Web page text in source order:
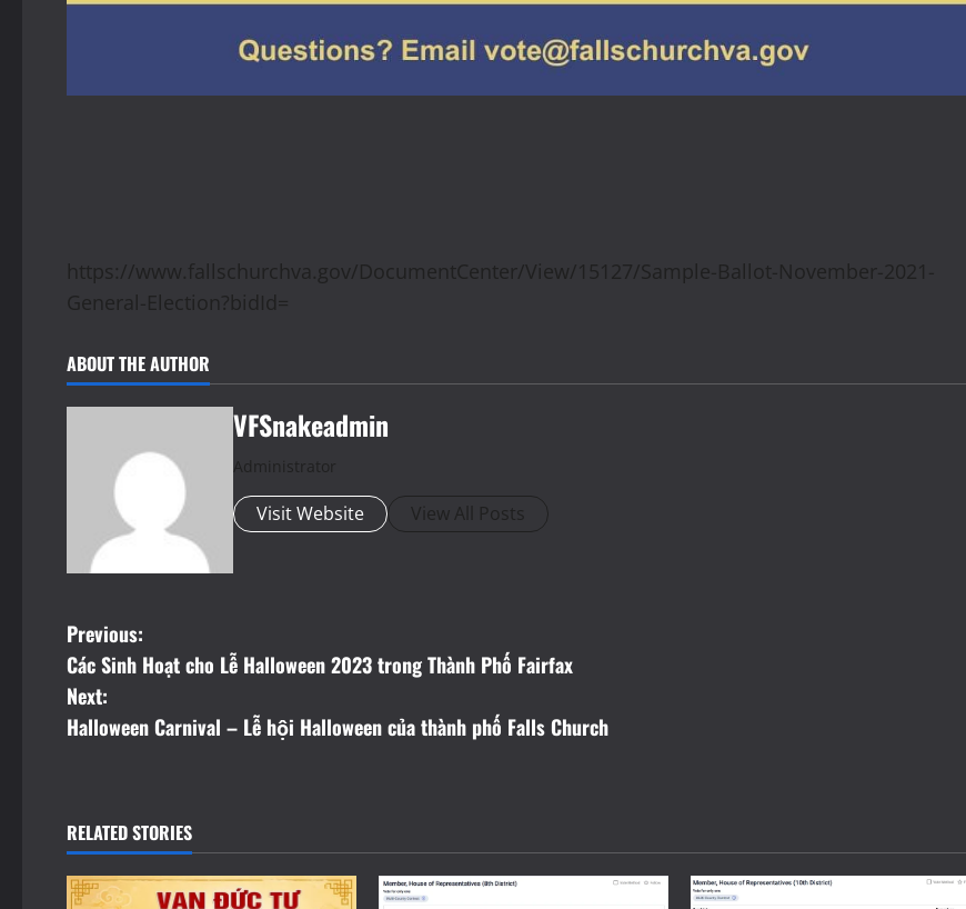
https://www.fallschurchva.gov/DocumentCenter/View/15127/Sample-Ballot-November-2021-
General-Election?bidId=
ABOUT THE AUTHOR
VFSnakeadmin
Administrator
Visit Website View All Posts
P
o
s
n
a
Previous:
Các Sinh Hoạt cho Lễ Halloween 2023 trong Thành Phố Fairfax
Next:
Halloween Carnival – Lễ hội Halloween của thành phố Falls Church
RELATED STORIES